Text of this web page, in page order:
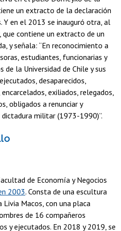
un extracto de la declaración
Y en el 2013 se inauguró otra, al
contiene un extracto de un
y señala: “En reconocimiento a
estudiantes, funcionarias y
de la Universidad de Chile y sus
desaparecidos,
exiliados, relegados,
obligados a renunciar y
militar (1973-1990)”.
de Economía y Negocios
2003. Consta de una escultura
Macos, con una placa
de 16 compañeros
y ejecutados. En 2018 y 2019, se